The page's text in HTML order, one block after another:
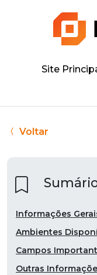
Site
Voltar
Informações
Ambientes
Campos
Outras